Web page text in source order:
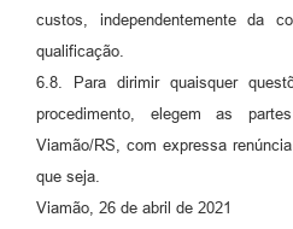
custos, independentemente da
qualificação.
6.8. Para dirimir quaisquer
procedimento, elegem as
Viamão/RS, com expressa
que seja.
Viamão, 26 de abril de 2021